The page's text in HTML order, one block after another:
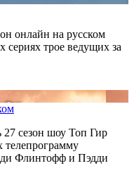
онлайн на русском
сериях трое ведущих за
сезон шоу Топ Гир
телепрограмму
Флинтофф и Пэдди